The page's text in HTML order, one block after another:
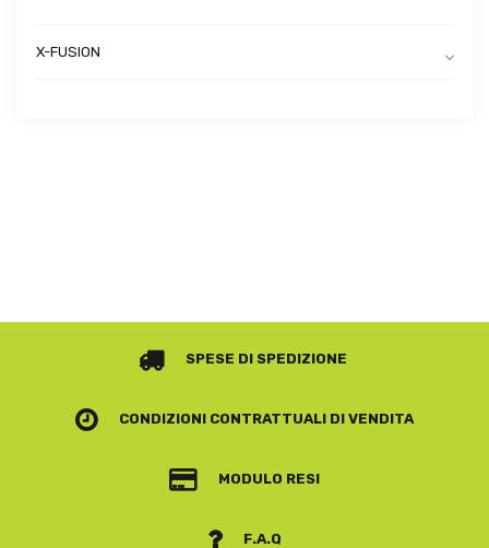
X-FUSION
SPESE DI SPEDIZIONE
CONDIZIONI CONTRATTUALIDI VENDITA
MODULO RESI
F.A.Q